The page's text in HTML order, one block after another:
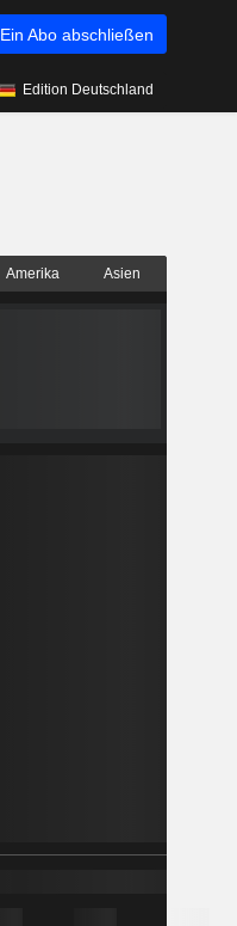
Ein Abo abschließen
Edition Deutschland
Amerika Asien